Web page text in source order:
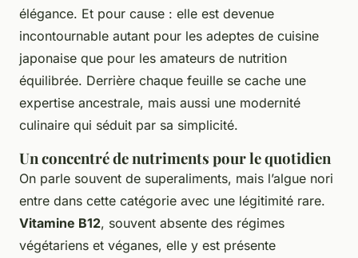
élégance. Et pour cause : elle est devenue
incontournable autant pour les adeptes de cuisine
japonaise que pour les amateurs de nutrition
équilibrée. Derrière chaque feuille se cache une
expertise ancestrale, mais aussi une modernité
culinaire qui séduit par sa simplicité.
Un concentré de nutriments pour le quotidien
On parle souvent de superaliments, mais l’algue nori
entre dans cette catégorie avec une légitimité rare.
Vitamine B12, souvent absente des régimes
végétariens et véganes, elle y est présente